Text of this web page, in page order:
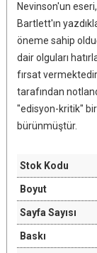
Nevinson'un
Bartlett'ın
öneme sahip
dair olguları
fırsat
tarafından
"edisyon-kritik"
bürünmüştür.
Stok Kodu
Boyut
Sayfa Sayısı
Baskı